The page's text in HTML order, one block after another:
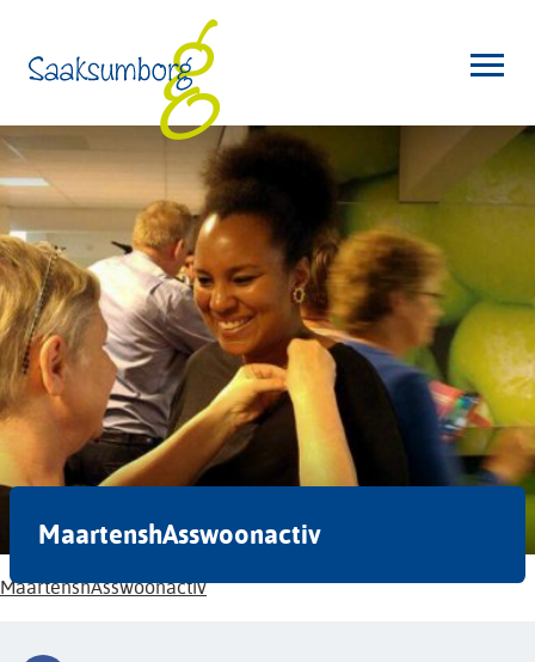
MaartenshAsswoonactiv
MaartenshAsswoonactiv